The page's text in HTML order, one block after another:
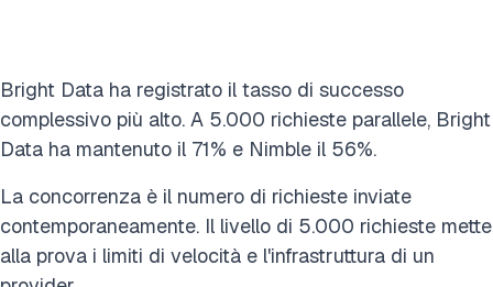
Bright Data ha registrato il tasso di successo
complessivo più alto. A 5.000 richieste parallele, Bright
Data ha mantenuto il 71% e Nimble il 56%.
La concorrenza è il numero di richieste inviate
contemporaneamente. Il livello di 5.000 richieste mette
alla prova i limiti di velocità e l'infrastruttura di un